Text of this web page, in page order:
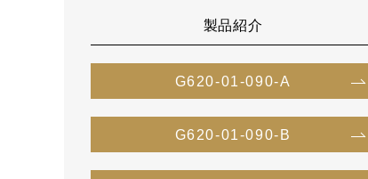
製品紹介
G620-01-090-A
G620-01-090-B